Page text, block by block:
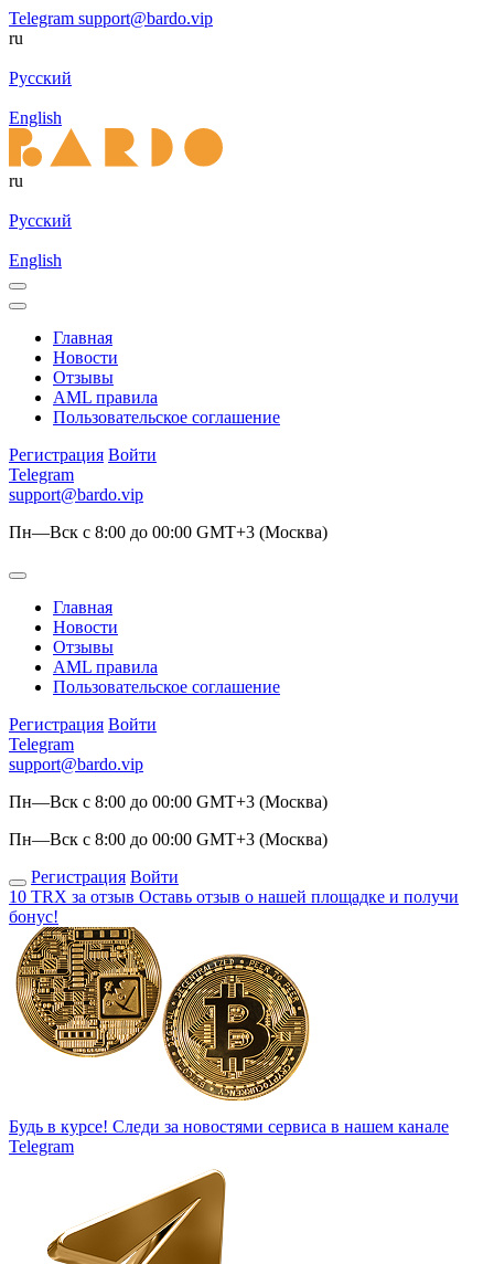
Telegram support@bardo.vip
ru
Русский
English
ru
Русский
English
Главная
Новости
Отзывы
AML правила
Пользовательское соглашение
Регистрация Войти
Telegram
support@bardo.vip
Пн—Вск с 8:00 до 00:00 GMT+3 (Москва)
Главная
Новости
Отзывы
AML правила
Пользовательское соглашение
Регистрация Войти
Telegram
support@bardo.vip
Пн—Вск с 8:00 до 00:00 GMT+3 (Москва)
Пн—Вск с 8:00 до 00:00 GMT+3 (Москва)
Регистрация Войти
10 TRX за отзыв Оставь отзыв о нашей площадке и получи
бонус!
Будь в курсе! Следи за новостями сервиса в нашем канале
Telegram